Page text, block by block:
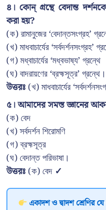
৪। কোন্ গ্রন্থে বেদান্ত
করা হয়?
(ক) রামানুজের ‘বেদান্তসংগ্রহ’
(খ) মাধবাচার্যের ‘সর্বদর্শনসংগ্রহ’
(গ) মধ্বাচার্যের ‘মধ্বভাষ্য’ গ্রন্থে
(ঘ) বাদরায়ণের ‘ব্রহ্মসূত্র’ গ্রন্থে।
উত্তরঃ(খ) মাধবাচার্যের
৫। আমাদের সমস্ত জ্ঞানের
(ক) বেদ
(খ) সর্বদর্শন শিরোমণি
(গ) ব্রহ্মসূত্র
(ঘ) বেদান্ত পরিভাষা।
উত্তরঃ(ক) বেদ ✓
একাদশ ও দ্বাদশ শ্রেণির